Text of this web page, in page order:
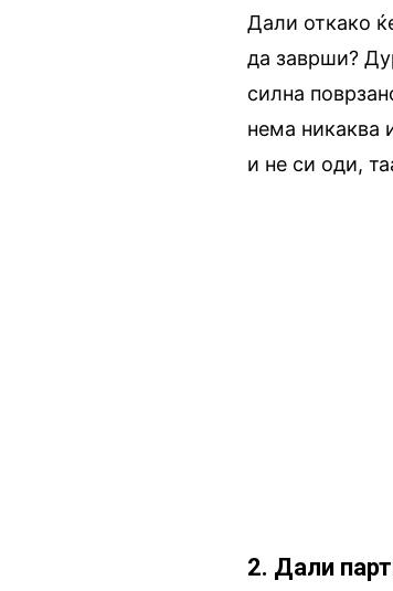
Дали откако
да заврши?
силна
нема никаква
и не си оди,
2. Дали